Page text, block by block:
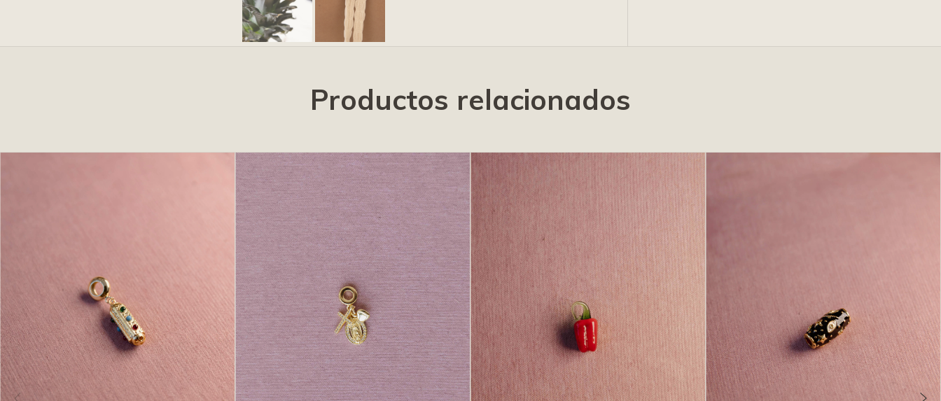
Productos relacionados